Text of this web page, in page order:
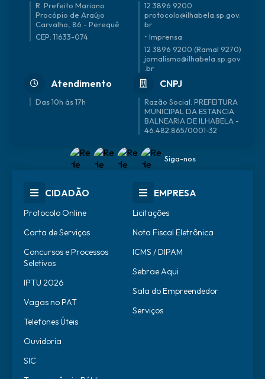
R. Prefeito Mariano
Procópio de Araújo
Carvalho, 86 - Perequê
CEP: 11633-074
12 3896 9200
protocolo@ilhabela.sp.gov.
br
• Imprensa
12 3896 9200 (Ramal 9270)
jornalismo@ilhabela.sp.gov
.br
Atendimento
Das 10h às 17h
CNPJ
46.482.865/0001-32
Siga-nos
CIDADÃO
Protocolo Online
Carta de Serviços
Concursos e Processos
Seletivos
IPTU 2026
Vagas no PAT
Telefones Úteis
Ouvidoria
SIC
EMPRESA
Licitações
Nota Fiscal Eletrônica
ICMS / DIPAM
Sebrae Aqui
Sala do Empreendedor
Serviços